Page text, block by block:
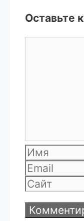
Оставьте
Имя
Email
Сайт